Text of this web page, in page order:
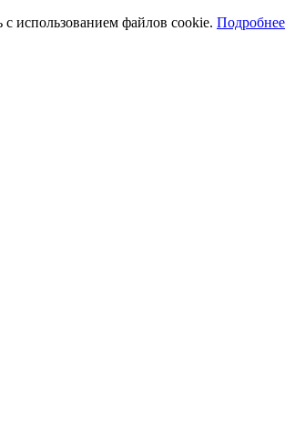
с использованием файлов cookie. Подробнее